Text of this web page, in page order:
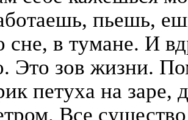
пьешь,
сне, в тумане. И
Это зов жизни.
петуха на заре,
Все